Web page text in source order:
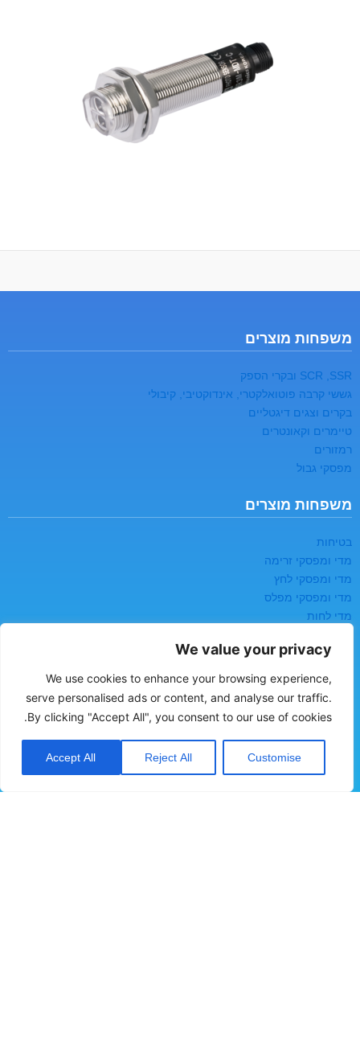
We value your privacy
We use cookies to enhance your browsing experience,
serve personalised ads or content, and analyse our traffic.
By clicking "Accept All", you consent to our use of cookies.
Customise
Reject All
Accept All
משפחות מוצרים
SCR ,SSR ובקרי הספק
גששי קרבה פוטואלקטרי, אינדוקטיבי, קיבולי
בקרים וצגים דיגטליים
טיימרים וקאונטרים
רמזורים
מפסקי גבול
משפחות מוצרים
בטיחות
מדי ומפסקי זרימה
מדי ומפסקי לחץ
מדי ומפסקי מפלס
מדי לחות
יצירת קשר
מייל:sales@sche.co.il